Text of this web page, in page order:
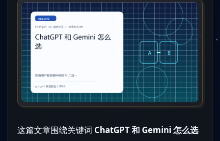
这篇文章围绕关键词 ChatGPT 和 Gemini 怎么选